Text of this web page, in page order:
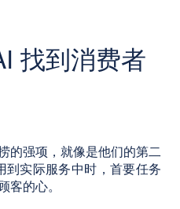
找到消费者
的强项，就像是他们的第二
到实际服务中时，首要任务
的心。